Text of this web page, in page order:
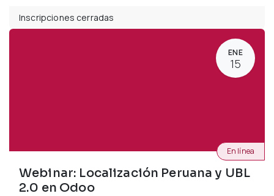
Inscripciones cerradas
ENE
15
Webinar: Localización Peruana y UBL
2.0 en Odoo
En línea